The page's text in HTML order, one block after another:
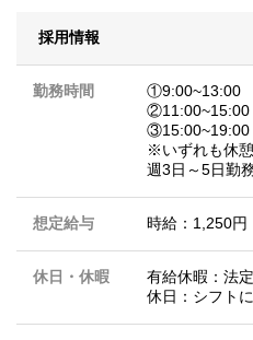
採用情報
勤務時間
①9:00~13:00
②11:00~15:00
③15:00~19:00
※いずれも休
週3日～5日勤
想定給与 時給：1,250円
休日・休暇
有給休暇：法
休日：シフト